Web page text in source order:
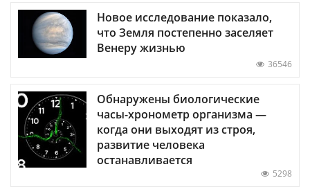
Новое исследование показало,
что Земля постепенно заселяет
Венеру жизнью
36546
Обнаружены биологические
часы-хронометр организма —
когда они выходят из строя,
развитие человека
останавливается
5298